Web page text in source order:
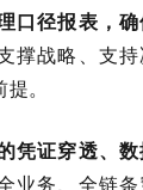
口径报表，
撑战略、支
。
凭证穿透、
业务、全链条